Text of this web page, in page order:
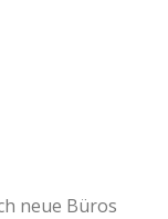
neue Büros